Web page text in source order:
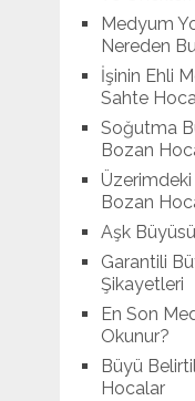
Medyum
Nereden
İşinin Ehli
Sahte
Soğutma
Bozan
Bozan
Aşk
Garantili
Şikayetleri
En Son
Okunur?
Büyü
Hocalar